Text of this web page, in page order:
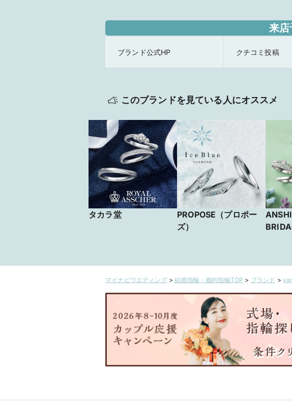
来店
ブランド公式HP クチコミ投稿
このブランドを見ている人にオススメ
タカラ堂
PROPOSE（プロポー
ズ）
マイナビウエディング>結婚指輪・婚約指輪TOP > ブランド >